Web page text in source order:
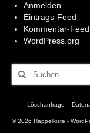
Anmelden
Eintrags-Feed
Kommentar-Feed
WordPress.org
Suchen
nach:
Löschanfrage
© 2026 Rappelkiste -